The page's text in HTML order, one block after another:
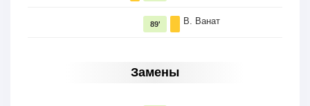
В. Ванат
89'
Замены